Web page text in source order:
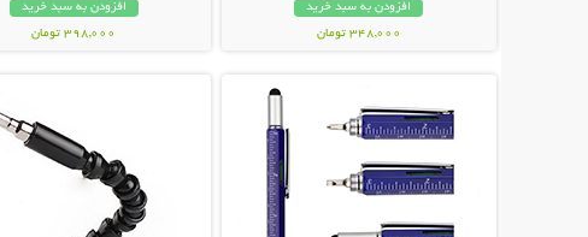
افزودن به سبد خرید
348,000 تومان
افزودن به سبد خرید
398,000 تومان